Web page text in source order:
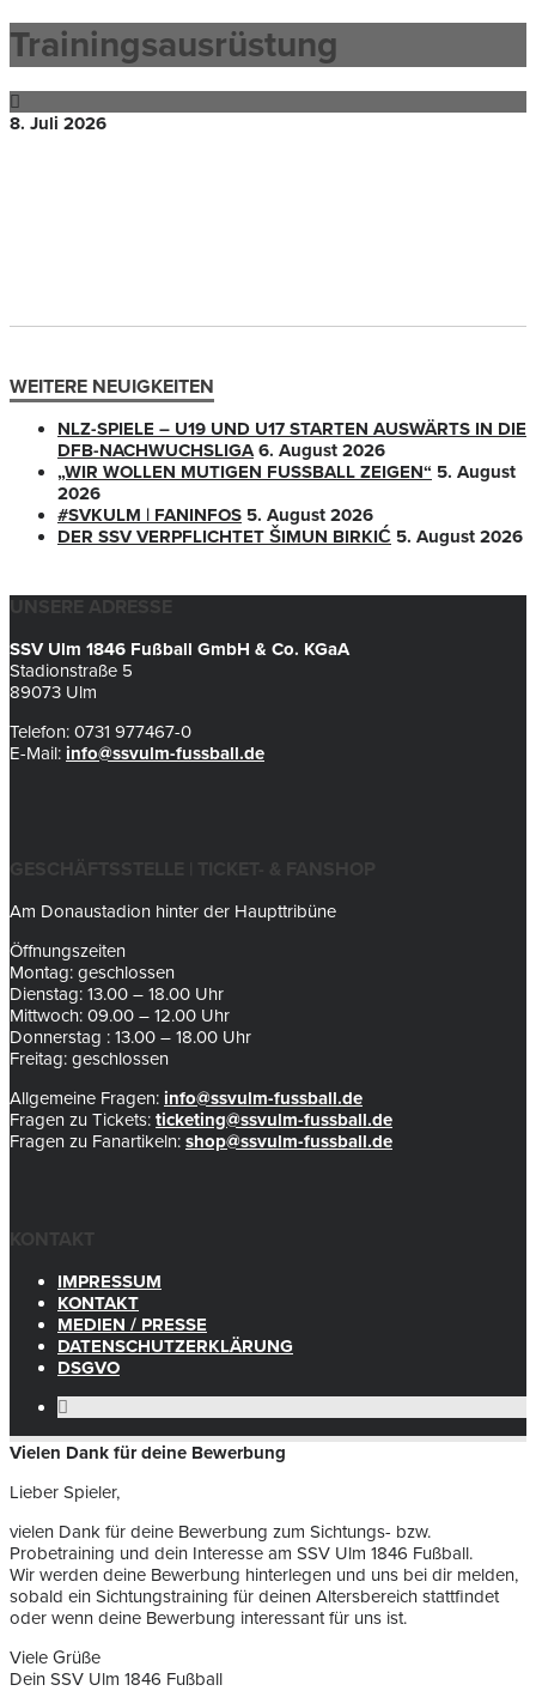
Trainingsausrüstung
8. Juli 2026
WEITERE NEUIGKEITEN
NLZ-SPIELE – U19 UND U17 STARTEN AUSWÄRTS IN DIE
DFB-NACHWUCHSLIGA 6. August 2026
„WIR WOLLEN MUTIGEN FUSSBALL ZEIGEN“
5. August
2026
#SVKULM | FANINFOS 5. August 2026
DER SSV VERPFLICHTET ŠIMUN BIRKIĆ 5. August 2026
UNSERE ADRESSE
SSV Ulm 1846 Fußball GmbH & Co. KGaA
Stadionstraße 5
89073 Ulm
Telefon: 0731 977467-0
E-Mail: info@ssvulm-fussball.de
GESCHÄFTSSTELLE | TICKET- & FANSHOP
Am Donaustadion hinter der Haupttribüne
Öffnungszeiten
Montag: geschlossen
Dienstag: 13.00 – 18.00 Uhr
Mittwoch: 09.00 – 12.00 Uhr
Donnerstag : 13.00 – 18.00 Uhr
Freitag: geschlossen
Allgemeine Fragen: info@ssvulm-fussball.de
Fragen zu Tickets: ticketing@ssvulm-fussball.de
Fragen zu Fanartikeln: shop@ssvulm-fussball.de
KONTAKT
IMPRESSUM
KONTAKT
MEDIEN / PRESSE
DATENSCHUTZERKLÄRUNG
DSGVO
Vielen Dank für deine Bewerbung
Lieber Spieler,
vielen Dank für deine Bewerbung zum Sichtungs- bzw.
Probetraining und dein Interesse am SSV Ulm 1846 Fußball.
Wir werden deine Bewerbung hinterlegen und uns bei dir melden,
sobald ein Sichtungstraining für deinen Altersbereich stattfindet
oder wenn deine Bewerbung interessant für uns ist.
Viele Grüße
Dein SSV Ulm 1846 Fußball